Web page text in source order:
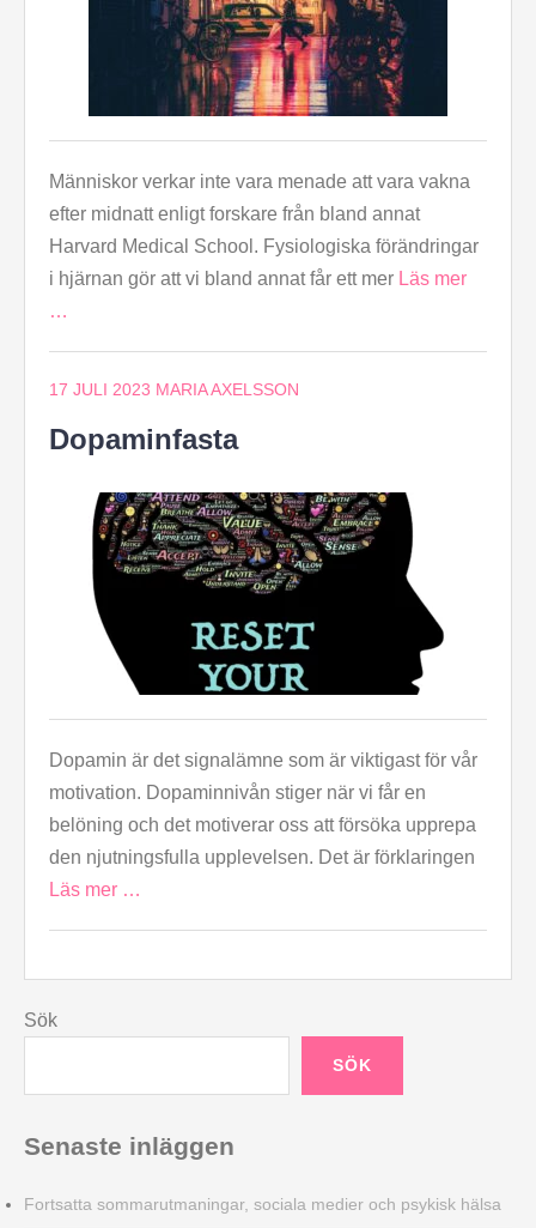
Människor verkar inte vara menade att vara vakna
efter midnatt enligt forskare från bland annat
Harvard Medical School. Fysiologiska förändringar
i hjärnan gör att vi bland annat får ett mer Läs mer
…
17 JULI 2023 MARIA AXELSSON
Dopaminfasta
Dopamin är det signalämne som är viktigast för vår
motivation. Dopaminnivån stiger när vi får en
belöning och det motiverar oss att försöka upprepa
den njutningsfulla upplevelsen. Det är förklaringen
Läs mer …
Sök
SÖK
Senaste inläggen
Fortsatta sommarutmaningar, sociala medier och psykisk hälsa